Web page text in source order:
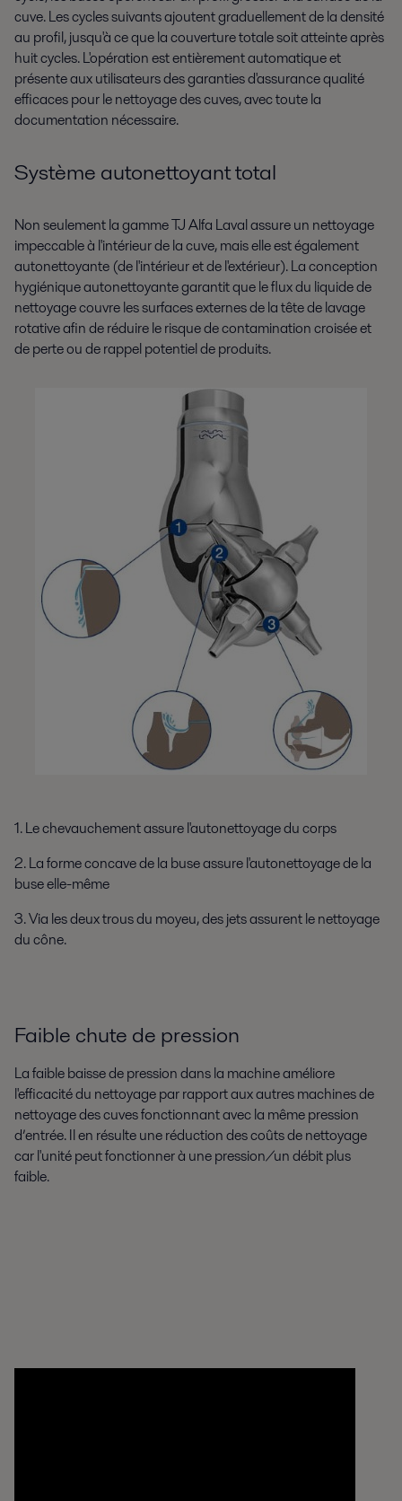
cuve. Les cycles suivants ajoutent graduellement de la densité
au profil, jusqu'à ce que la couverture totale soit atteinte après
huit cycles. L'opération est entièrement automatique et
présente aux utilisateurs des garanties d'assurance qualité
efficaces pour le nettoyage des cuves, avec toute la
documentation nécessaire.
Système autonettoyant total
Non seulement la gamme TJ Alfa Laval assure un nettoyage
impeccable à l'intérieur de la cuve, mais elle est également
autonettoyante (de l'intérieur et de l'extérieur). La conception
hygiénique autonettoyante garantit que le flux du liquide de
nettoyage couvre les surfaces externes de la tête de lavage
rotative afin de réduire le risque de contamination croisée et
de perte ou de rappel potentiel de produits.
1. Le chevauchement assure l'autonettoyage du corps
2. La forme concave de la buse assure l'autonettoyage de la
buse elle-même
3. Via les deux trous du moyeu, des jets assurent le nettoyage
du cône.
Faible chute de pression
La faible baisse de pression dans la machine améliore
l'efficacité du nettoyage par rapport aux autres machines de
nettoyage des cuves fonctionnant avec la même pression
d’entrée. Il en résulte une réduction des coûts de nettoyage
car l'unité peut fonctionner à une pression/un débit plus
faible.